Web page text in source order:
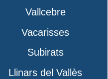
Vallcebre
Vacarisses
Subirats
Llinars del Vallès